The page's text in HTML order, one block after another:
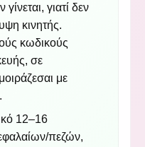
γιατί δεν
κινητής.
κωδικούς
σε
με
12–16
πεζών,